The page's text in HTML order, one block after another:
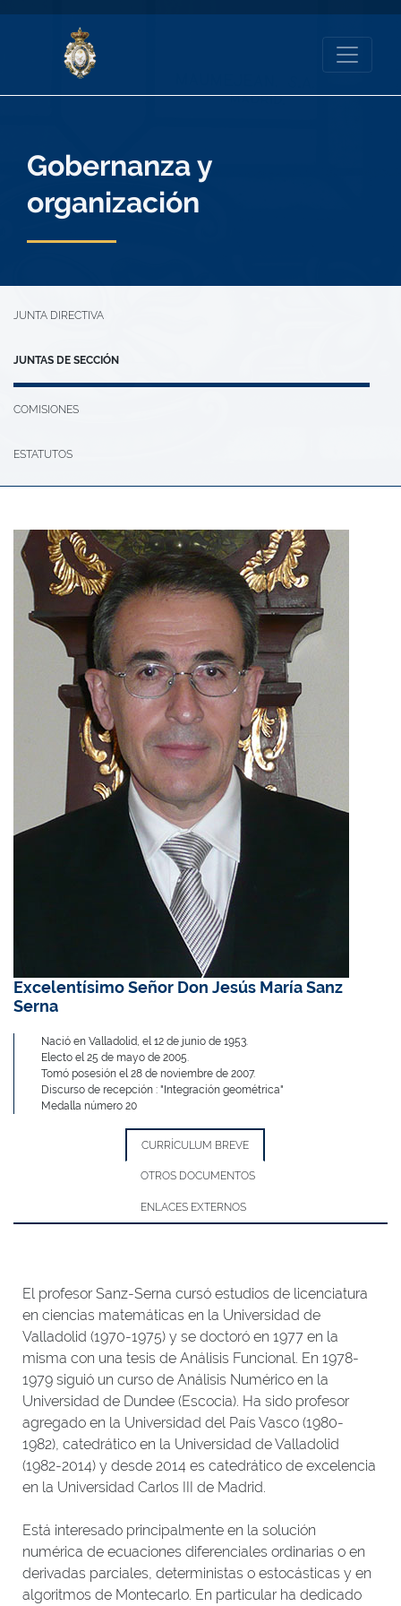
Gobernanza y
organización
JUNTA DIRECTIVA
JUNTAS DE SECCIÓN
COMISIONES
ESTATUTOS
Excelentísimo Señor Don Jesús María Sanz
Serna
Nació en Valladolid, el 12 de junio de 1953.
Electo el 25 de mayo de 2005.
Tomó posesión el 28 de noviembre de 2007.
Discurso de recepción : "Integración geométrica"
Medalla número 20
CURRÍCULUM BREVE
OTROS DOCUMENTOS
ENLACES EXTERNOS
El profesor Sanz-Serna cursó estudios de licenciatura
en ciencias matemáticas en la Universidad de
Valladolid (1970-1975) y se doctoró en 1977 en la
misma con una tesis de Análisis Funcional. En 1978-
1979 siguió un curso de Análisis Numérico en la
Universidad de Dundee (Escocia). Ha sido profesor
agregado en la Universidad del País Vasco (1980-
1982), catedrático en la Universidad de Valladolid
(1982-2014) y desde 2014 es catedrático de excelencia
en la Universidad Carlos III de Madrid.
Está interesado principalmente en la solución
numérica de ecuaciones diferenciales ordinarias o en
derivadas parciales, deterministas o estocásticas y en
algoritmos de Montecarlo. En particular ha dedicado